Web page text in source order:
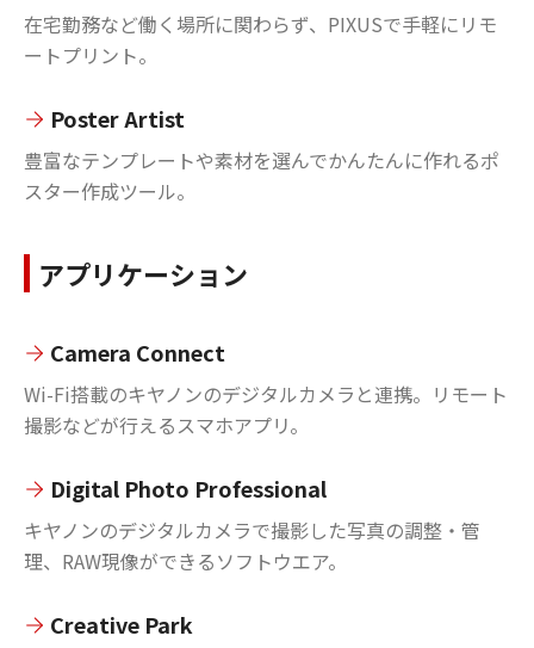
在宅勤務など働く場所に関わらず、PIXUSで手軽にリモ
ートプリント。
Poster Artist
豊富なテンプレートや素材を選んでかんたんに作れるポ
スター作成ツール。
アプリケーション
Camera Connect
Wi-Fi搭載のキヤノンのデジタルカメラと連携。リモート
撮影などが行えるスマホアプリ。
Digital Photo Professional
キヤノンのデジタルカメラで撮影した写真の調整・管
理、RAW現像ができるソフトウエア。
Creative Park